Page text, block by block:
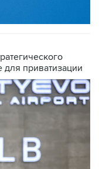
для приватизации